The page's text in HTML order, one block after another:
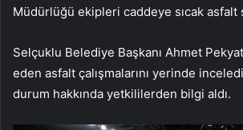
Müdürlüğü ekipleri caddeye sıcak asfalt
Selçuklu Belediye Başkanı Ahmet
eden asfalt çalışmalarını yerinde
durum hakkında yetkililerden bilgi aldı.